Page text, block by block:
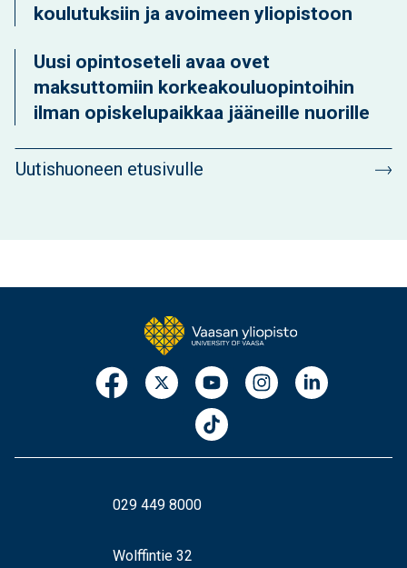
koulutuksiin ja avoimeen yliopistoon
Uusi opintoseteli avaa ovet
maksuttomiin korkeakouluopintoihin
ilman opiskelupaikkaa jääneille nuorille
Uutishuoneen etusivulle
029 449 8000
Wolffintie 32